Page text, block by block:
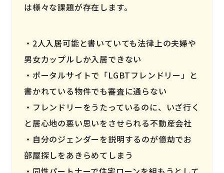
は様々な課題が存在します。
2人入居可能と書いていても法律上の夫婦や
男女カップルしか入居できない
ポータルサイトで「LGBTフレンドリー」と
書かれている物件でも審査に通らない
フレンドリーをうたっているのに、いざ行く
と居心地の悪い思いをさせられる不動産会社
自分のジェンダーを説明するのが億劫でお
部屋探しをあきらめてしまう